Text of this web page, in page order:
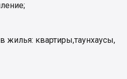
квартиры,таунхаусы,